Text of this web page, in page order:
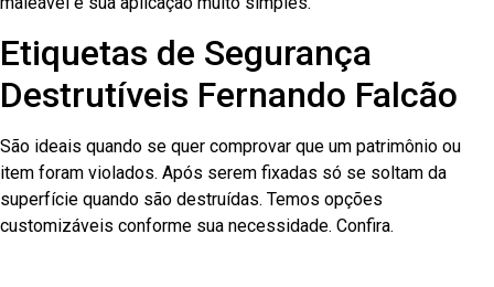
Etiquetas de Segurança
Destrutíveis Fernando Falcão
São ideais quando se quer comprovar que um patrimônio ou
item foram violados. Após serem fixadas só se soltam da
superfície quando são destruídas. Temos opções
customizáveis conforme sua necessidade. Confira.